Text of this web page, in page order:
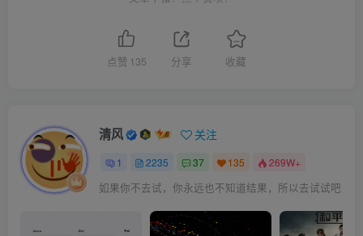
点赞 135 分享 收藏
清风 关注
1 2235 37 135 269W+
如果你不去试，你永远也不知道结果，所以去试试吧